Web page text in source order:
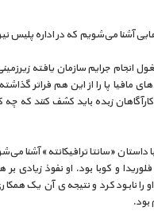
آشنا می‌شویم که در اداره پلیس
باندهای مافیا مشغول انجام جرایم سازمان یافته
مافیا پا را از این هم فراتر
زبده باید کشف کنند که چه
داستان «سانتا ترافیکانته» آشنا
و کوبا بود. او نفوذ زیادی بر
را نابود کرد و نتیجه‌ی آن یک
بود.